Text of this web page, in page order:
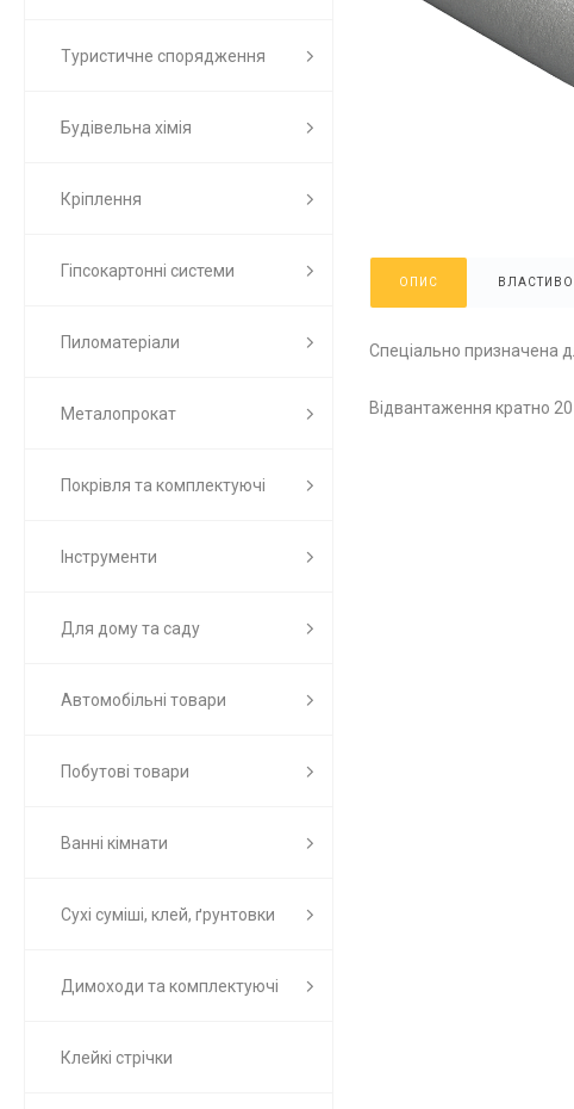
Туристичне спорядження
Будівельна хімія
Кріплення
Гіпсокартонні системи
Пиломатеріали
Металопрокат
Покрівля та комплектуючі
Інструменти
Для дому та саду
Автомобільні товари
Побутові товари
Ванні кімнати
Сухі суміші, клей, ґрунтовки
Димоходи та комплектуючі
Клейкі стрічки
ОПИС
Спеціально призначена
Відвантаження кратно